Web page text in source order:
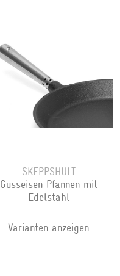
SKEPPSHULT
Gusseisen Pfannen mit
Edelstahl
Varianten anzeigen